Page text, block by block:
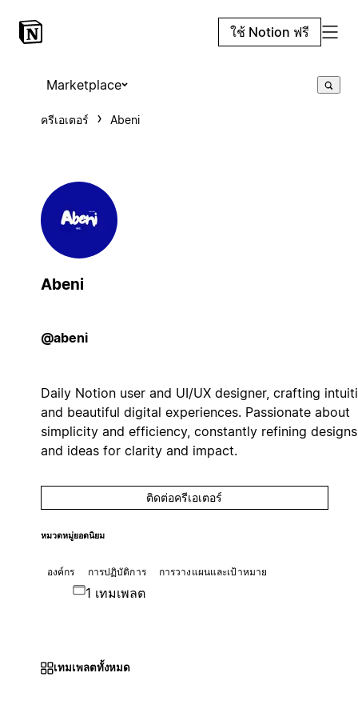
ใช้ Notion ฟรี
Marketplace
ครีเอเตอร์ Abeni
Abeni
@abeni
Daily Notion user and UI/UX designer, crafting
and beautiful digital experiences. Passionate about
simplicity and efficiency, constantly refining designs
and ideas for clarity and impact.
ติดต่อครีเอเตอร์
หมวดหมู่ยอดนิยม
องค์กร การปฏิบัติการ การวางแผนและเป้าหมาย
1 เทมเพลต
เทมเพลตทั้งหมด